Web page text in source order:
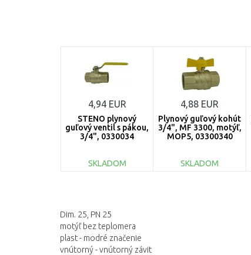
4,94 EUR
STENO plynový
guľový ventil s pákou,
3/4", 0330034
SKLADOM
4,88 EUR
Plynový guľový kohút
3/4", MF 3300, motýľ,
MOP5, 03300340
SKLADOM
Dim. 25, PN 25
motýľ bez teplomera
plast - modré značenie
vnútorný - vnútorný závit